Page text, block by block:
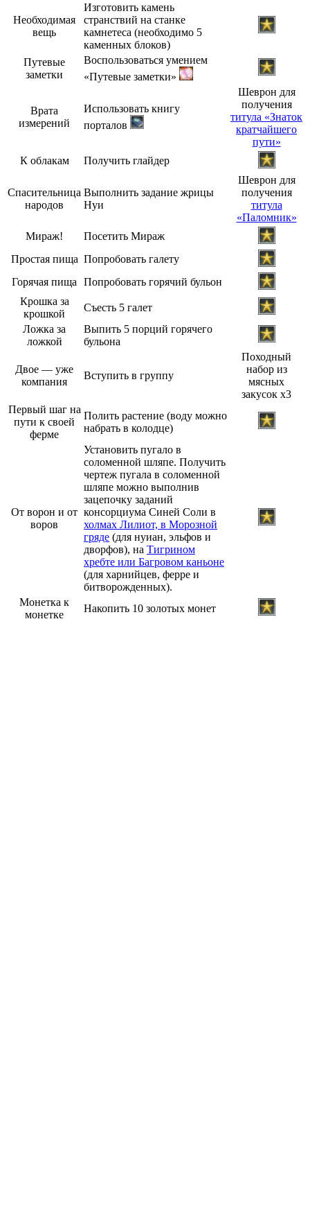
Необходимая
вещь
Изготовить камень
странствий на станке
камнетеса (необходимо 5
каменных блоков)
Путевые
заметки
Воспользоваться умением
«Путевые заметки»
Врата
измерений
Использовать книгу
порталов
Шеврон для
получения
титула «Знаток
кратчайшего
пути»
К облакам
Получить глайдер
Спасительница
народов
Выполнить задание жрицы
Нуи
Шеврон для
получения
титула
«Паломник»
Мираж!
Посетить Мираж
Простая пища Попробовать галету
Горячая пища
Попробовать горячий бульон
Крошка за
крошкой
Съесть 5 галет
Ложка за
ложкой
Выпить 5 порций горячего
бульона
Двое — уже
компания
Вступить в группу
Походный
набор из
мясных
закусок х3
Первый шаг на
пути к своей
ферме
Полить растение (воду можно
набрать в колодце)
От ворон и от
воров
Установить пугало в
соломенной шляпе. Получить
чертеж пугала в соломенной
шляпе можно выполнив
зацепочку заданий
консорциума Синей Соли в
холмах Лилиот, в Морозной
гряде (для нуиан, эльфов и
дворфов), на Тигрином
хребте или Багровом каньоне
(для харнийцев, ферре и
битворожденных).
Монетка к
монетке
Накопить 10 золотых монет